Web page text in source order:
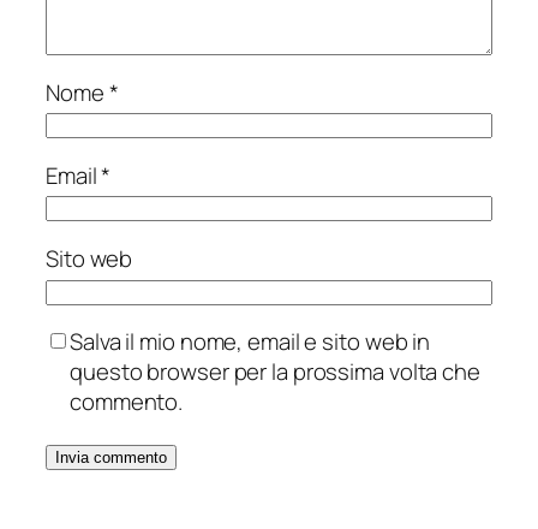
Nome*
Email*
Sito web
Salva il mio nome, email e sito web in
questo browser per la prossima volta che
commento.